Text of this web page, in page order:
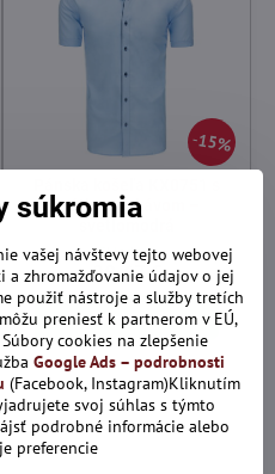
15%
krátkym rukávom –
Skladom
28,67 €
Pridať do košíka
súkromia
vašej návštevy tejto webovej
a zhromažďovanie údajov o jej
použiť nástroje a služby tretích
preniesť k partnerom v EÚ,
cookies na zlepšenie
Google Ads – podrobnosti
(Facebook, Instagram)Kliknutím
svoj súhlas s týmto
podrobné informácie alebo
preferencie